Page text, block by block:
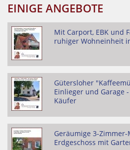
EINIGE ANGEBOTE
Mit Carport, EBK und
ruhiger Wohneinheit
Gütersloher
Einlieger und Garage
Käufer
Geräumige 3-
Erdgeschoss mit